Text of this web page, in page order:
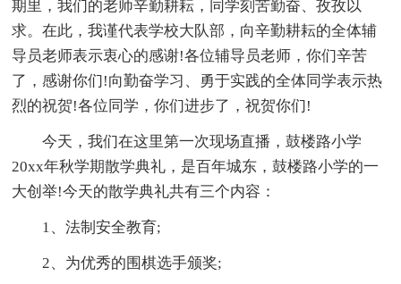
期里，我们的老师辛勤耕耘，同学刻苦勤奋、孜孜以
求。在此，我谨代表学校大队部，向辛勤耕耘的全体辅
导员老师表示衷心的感谢!各位辅导员老师，你们辛苦
了，感谢你们!向勤奋学习、勇于实践的全体同学表示热
烈的祝贺!各位同学，你们进步了，祝贺你们!
今天，我们在这里第一次现场直播，鼓楼路小学
20xx年秋学期散学典礼，是百年城东，鼓楼路小学的一
大创举!今天的散学典礼共有三个内容：
1、法制安全教育;
2、为优秀的围棋选手颁奖;